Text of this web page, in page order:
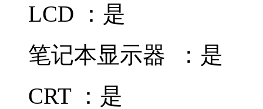
LCD ：是
笔记本显示器 ：是
CRT ：是